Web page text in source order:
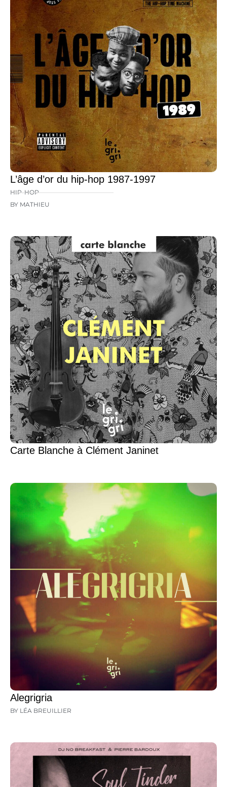
L’âge d’or du hip-hop 1987-1997
HIP-HOP
BY MATHIEU
Carte Blanche à Clément Janinet
Alegrigria
BY LÉA BREUILLIER